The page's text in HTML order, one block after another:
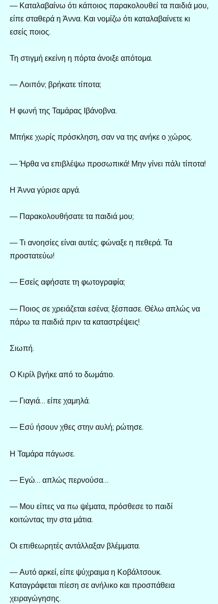
— Καταλαβαίνω ότι κάποιος παρακολουθεί τα παιδιά μου,
είπε σταθερά η Άννα. Και νομίζω ότι καταλαβαίνετε κι
εσείς ποιος.
Τη στιγμή εκείνη η πόρτα άνοιξε απότομα.
— Λοιπόν; βρήκατε τίποτα;
Η φωνή της Ταμάρας Ιβάνοβνα.
Μπήκε χωρίς πρόσκληση, σαν να της ανήκε ο χώρος.
— Ήρθα να επιβλέψω προσωπικά! Μην γίνει πάλι τίποτα!
Η Άννα γύρισε αργά.
— Παρακολουθήσατε τα παιδιά μου;
— Τι ανοησίες είναι αυτές; φώναξε η πεθερά. Τα
προστατεύω!
— Εσείς αφήσατε τη φωτογραφία;
— Ποιος σε χρειάζεται εσένα; ξέσπασε. Θέλω απλώς να
πάρω τα παιδιά πριν τα καταστρέψεις!
Σιωπή.
Ο Κιρίλ βγήκε από το δωμάτιο.
— Γιαγιά… είπε χαμηλά.
— Εσύ ήσουν χθες στην αυλή; ρώτησε.
Η Ταμάρα πάγωσε.
— Εγώ… απλώς περνούσα…
— Μου είπες να πω ψέματα, πρόσθεσε το παιδί
κοιτώντας την στα μάτια.
Οι επιθεωρητές αντάλλαξαν βλέμματα.
— Αυτό αρκεί, είπε ψύχραιμα η Κοβάλτσουκ.
Καταγράφεται πίεση σε ανήλικο και προσπάθεια
χειραγώγησης.